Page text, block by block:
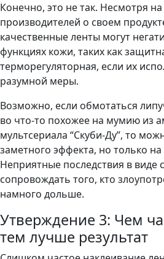
Конечно, это не так. Несмотря
производителей о своем
качественные ленты могут
функциях кожи, таких как
терморегуляторная, если их
разумной меры.
Возможно, если обмотаться
во что-то похожее на мумию из
мультсериала “Скуби-Ду”, то
заметного эффекта, но только
Неприятные последствия в виде
сопровождать того, кто
намного дольше.
Утверждение 3: Чем
тем лучше результат